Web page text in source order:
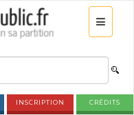
INSCRIPTION CRÉDITS